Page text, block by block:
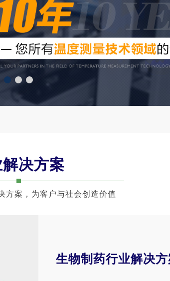
1 2 3
决方案
方案，为客户与社会创造价值
生物制药行业解决方